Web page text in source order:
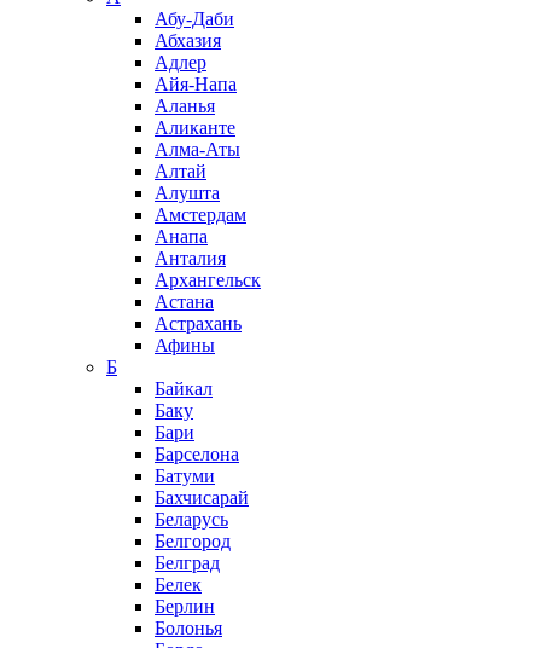
Абу-Даби
Абхазия
Адлер
Айя-Напа
Аланья
Аликанте
Алма-Аты
Алтай
Алушта
Амстердам
Анапа
Анталия
Архангельск
Астана
Астрахань
Афины
Б
Байкал
Баку
Бари
Барселона
Батуми
Бахчисарай
Беларусь
Белгород
Белград
Белек
Берлин
Болонья